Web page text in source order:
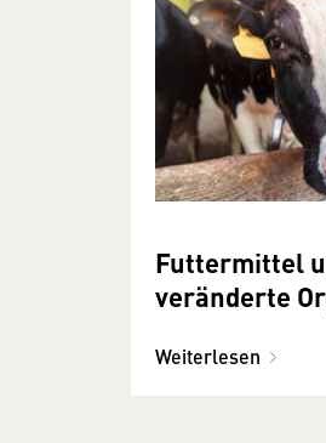
Futtermittel
veränderte
Weiterlesen